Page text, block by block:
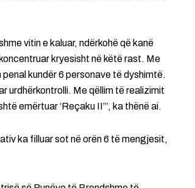
vitin e kaluar, ndërkohë që kanë
kryesisht në këtë rast. Me
kundër 6 personave të dyshimtë.
urdhërkontrolli. Me qëllim të realizimit
emërtuar ‘Reçaku II’”, ka thënë ai.
ka filluar sot në orën 6 të mengjesit,